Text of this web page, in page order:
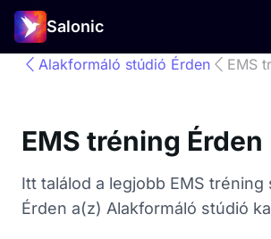
Salonic
Alakformáló stúdió Érden EMS
EMS tréning Érden
Itt találod a legjobb EMS tréning
Érden a(z) Alakformáló stúdió